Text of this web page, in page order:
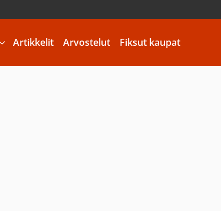
Artikkelit Arvostelut Fiksut kaupat